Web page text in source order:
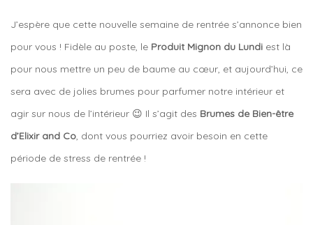
J’espère que cette nouvelle semaine de rentrée s’annonce bien
pour vous ! Fidèle au poste, le Produit Mignon du Lundi est là
pour nous mettre un peu de baume au cœur, et aujourd’hui, ce
sera avec de jolies brumes pour parfumer notre intérieur et
agir sur nous de l’intérieur 😉 Il s’agit des Brumes de Bien-être
d’Elixir and Co, dont vous pourriez avoir besoin en cette
période de stress de rentrée !